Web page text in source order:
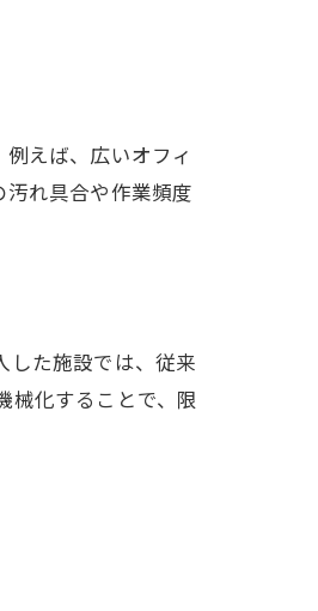
えば、広いオフィ
れ具合や作業頻度
した施設では、従来
械化することで、限